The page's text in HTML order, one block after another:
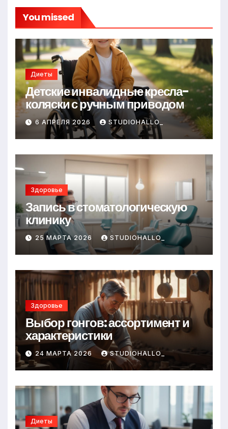
You missed
Диеты
Детские инвалидные кресла-
коляски с ручным приводом
6 АПРЕЛЯ 2026 STUDIOHALLO_
Здоровье
Запись в стоматологическую
клинику
25 МАРТА 2026 STUDIOHALLO_
Здоровье
Выбор гонгов: ассортимент и
характеристики
24 МАРТА 2026 STUDIOHALLO_
Диеты